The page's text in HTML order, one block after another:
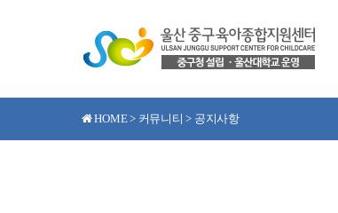
HOME > 커뮤니티 > 공지사항